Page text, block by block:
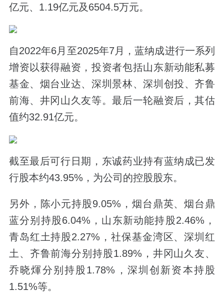
亿元、1.19亿元及6504.5万元。
自2022年6月至2025年7月，蓝纳成进行一系列
增资以获得融资，投资者包括山东新动能私募
基金、烟台业达、深圳景林、深圳创投、齐鲁
前海、井冈山久友等。最后一轮融资后，其估
值约32.91亿元。
截至最后可行日期，东诚药业持有蓝纳成已发
行股本约43.95%，为公司的控股股东。
另外，陈小元持股9.05%，烟台鼎英、烟台鼎
蓝分别持股6.04%，山东新动能持股2.46%，
青岛红土持股2.27%，社保基金湾区、深圳红
土、齐鲁前海分别持股1.89%，井冈山久友、
乔晓煇分别持股1.78%，深圳创新资本持股
1.51%等。